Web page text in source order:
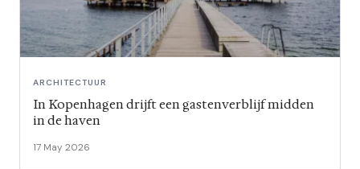
ARCHITECTUUR
In Kopenhagen drijft een gastenverblijf midden
in de haven
17 May 2026